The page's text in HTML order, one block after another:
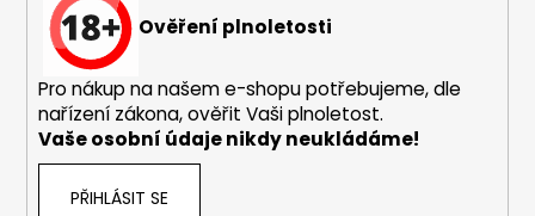
o
p
o
Ověření plnoletosti
Pro nákup na našem e-shopu potřebujeme, dle
nařízení zákona, ověřit Vaši plnoletost.
Vaše osobní údaje nikdy neukládáme!
PŘIHLÁSIT SE